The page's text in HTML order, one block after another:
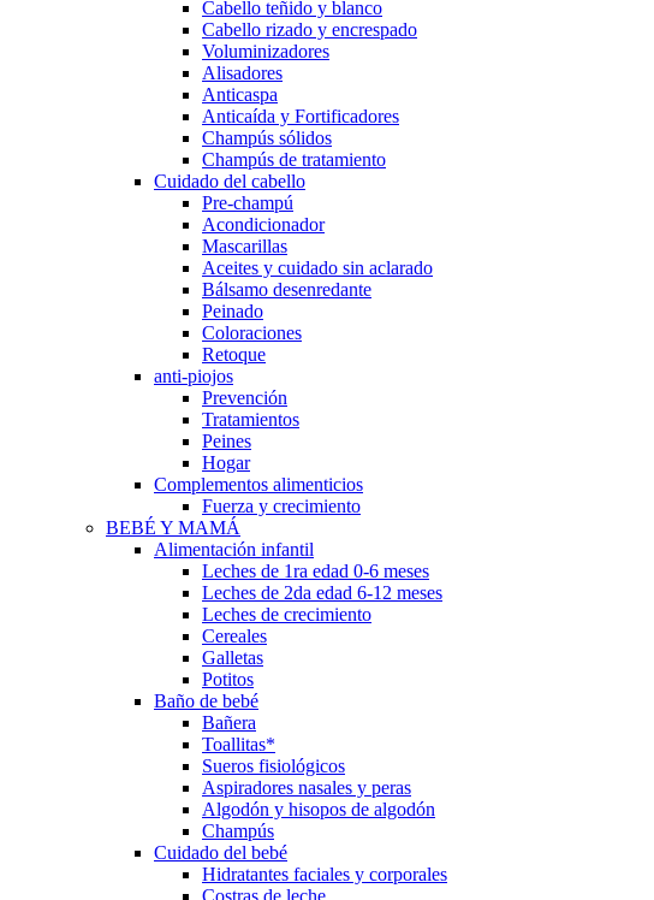
Cabello teñido y blanco
Cabello rizado y encrespado
Voluminizadores
Alisadores
Anticaspa
Anticaída y Fortificadores
Champús sólidos
Champús de tratamiento
Cuidado del cabello
Pre-champú
Acondicionador
Mascarillas
Aceites y cuidado sin aclarado
Bálsamo desenredante
Peinado
Coloraciones
Retoque
anti-piojos
Prevención
Tratamientos
Peines
Hogar
Complementos alimenticios
Fuerza y crecimiento
BEBÉ Y MAMÁ
Alimentación infantil
Leches de 1ra edad 0-6 meses
Leches de 2da edad 6-12 meses
Leches de crecimiento
Cereales
Galletas
Potitos
Baño de bebé
Bañera
Toallitas*
Sueros fisiológicos
Aspiradores nasales y peras
Algodón y hisopos de algodón
Champús
Cuidado del bebé
Hidratantes faciales y corporales
Costras de leche